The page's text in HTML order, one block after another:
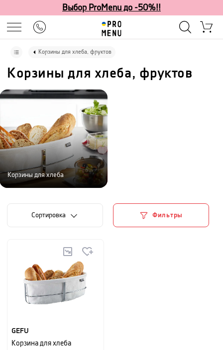
Выбор ProMenu до -50%!!
Корзины для хлеба, фруктов
Корзины для хлеба, фруктов
Корзины для хлеба
Cортировка Фильтры
GEFU
Корзина для хлеба